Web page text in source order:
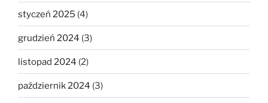
styczeń 2025 (4)
grudzień 2024 (3)
listopad 2024 (2)
październik 2024 (3)